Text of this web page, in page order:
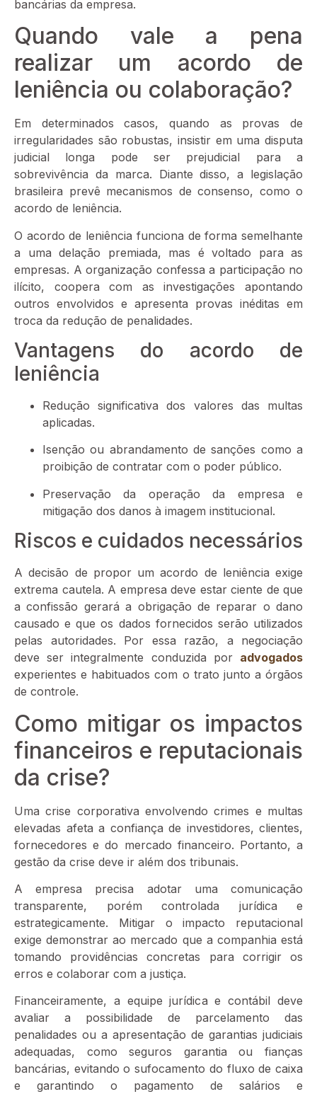
bancárias da empresa.
Quando vale a pena
realizar um acordo de
leniência ou colaboração?
Em determinados casos, quando as provas de
irregularidades são robustas, insistir em uma disputa
judicial longa pode ser prejudicial para a
sobrevivência da marca. Diante disso, a legislação
brasileira prevê mecanismos de consenso, como o
acordo de leniência.
O acordo de leniência funciona de forma semelhante
a uma delação premiada, mas é voltado para as
empresas. A organização confessa a participação no
ilícito, coopera com as investigações apontando
outros envolvidos e apresenta provas inéditas em
troca da redução de penalidades.
Vantagens do acordo de
leniência
Redução significativa dos valores das multas
aplicadas.
Isenção ou abrandamento de sanções como a
proibição de contratar com o poder público.
Preservação da operação da empresa e
mitigação dos danos à imagem institucional.
Riscos e cuidados necessários
A decisão de propor um acordo de leniência exige
extrema cautela. A empresa deve estar ciente de que
a confissão gerará a obrigação de reparar o dano
causado e que os dados fornecidos serão utilizados
pelas autoridades. Por essa razão, a negociação
deve ser integralmente conduzida por advogados
experientes e habituados com o trato junto a órgãos
de controle.
Como mitigar os impactos
financeiros e reputacionais
da crise?
Uma crise corporativa envolvendo crimes e multas
elevadas afeta a confiança de investidores, clientes,
fornecedores e do mercado financeiro. Portanto, a
gestão da crise deve ir além dos tribunais.
A empresa precisa adotar uma comunicação
transparente, porém controlada jurídica e
estrategicamente. Mitigar o impacto reputacional
exige demonstrar ao mercado que a companhia está
tomando providências concretas para corrigir os
erros e colaborar com a justiça.
Financeiramente, a equipe jurídica e contábil deve
avaliar a possibilidade de parcelamento das
penalidades ou a apresentação de garantias judiciais
adequadas, como seguros garantia ou fianças
bancárias, evitando o sufocamento do fluxo de caixa
e garantindo o pagamento de salários e